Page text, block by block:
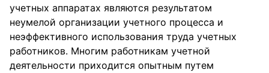
учетных аппаратах являются результатом
неумелой организации учетного процесса и
неэффективного использования труда учетных
работников. Многим работникам учетной
деятельности приходится опытным путем